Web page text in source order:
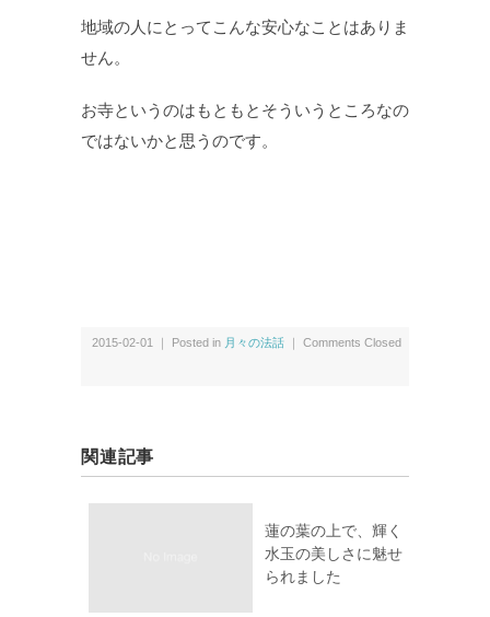
地域の人にとってこんな安心なことはありま
せん。
お寺というのはもともとそういうところなの
ではないかと思うのです。
2015-02-01 ｜ Posted in 月々の法話 Comments Closed
関連記事
蓮の葉の上で、輝く
水玉の美しさに魅せ
られました